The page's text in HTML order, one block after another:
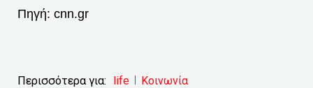
Πηγή: cnn.gr
Περισσότερα για: life Κοινωνία